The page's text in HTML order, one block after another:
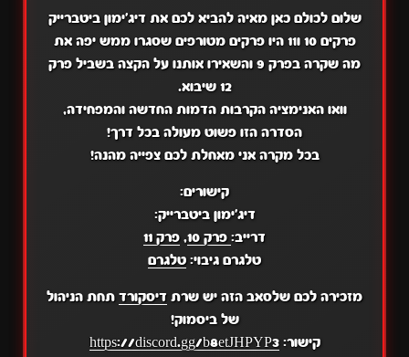
שלום לכולם כאן מאיה להביא לכם את דיג'ימון ביטברייק
פרקים 10 ו11 היו פרקים מטורפים שסגרו ממש יפה את
מה שקרה בפרק 9 והשאירו אותנו על הקצה בשביל פרק
12 שיבוא.
וואו האנימציה הקרבות הדמות החדשה והמפחידה,
הסדרה הזו פשוט מעולה בכל דרך!
בכל מקרה אני מאחלת לכם צפייה מהנה!
קישורים:
דיג'ימון ביטברייק:
דרייב: פרק 10 , פרק 11
טלגרם גיבוי:טלגרם
מזכירה לכם שלסאב הזה יש שרת דיסקורד תחת הניהול
של ביסמוק!
קישור:https://discord.gg/b8etJHPYP3